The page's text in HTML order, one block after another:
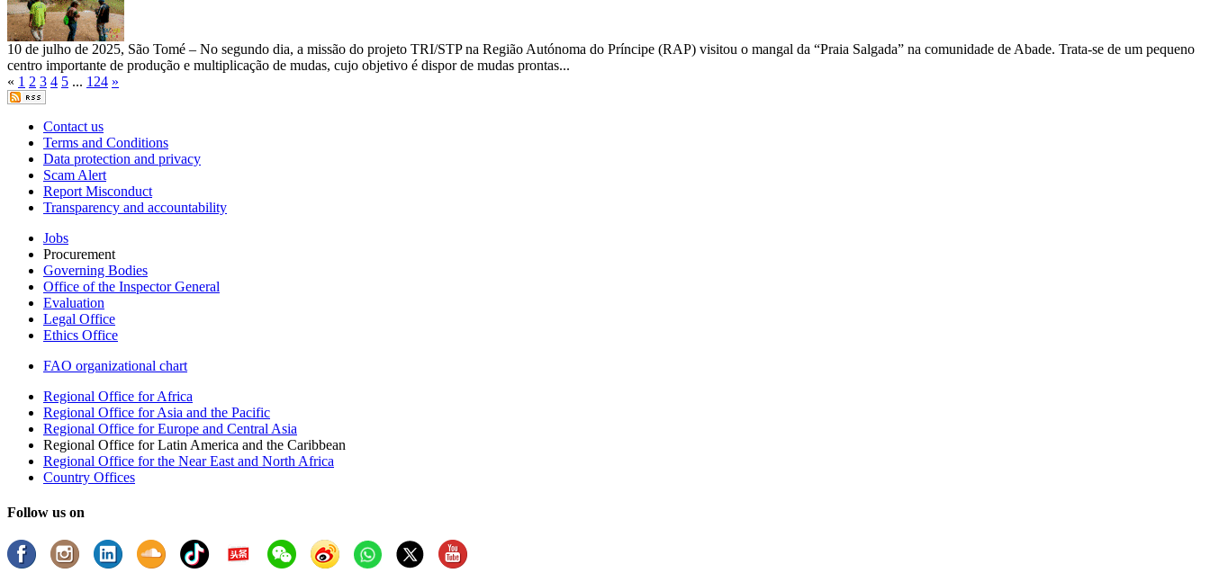
10 de julho de 2025, São Tomé – No segundo dia, a missão do projeto TRI/STP na Região Autónoma do Príncipe (RAP) visitou o mangal da “Praia Salgada” na comunidade de Abade. Trata-se de um pequeno
centro importante de produção e multiplicação de mudas, cujo objetivo é dispor de mudas prontas...
« 1 2 3 4 5 ... 124 »
Contact us
Terms and Conditions
Data protection and privacy
Scam Alert
Report Misconduct
Transparency and accountability
Jobs
Procurement
Governing Bodies
Office of the Inspector General
Evaluation
Legal Office
Ethics Office
FAO organizational chart
Regional Office for Africa
Regional Office for Asia and the Pacific
Regional Office for Europe and Central Asia
Regional Office for Latin America and the Caribbean
Regional Office for the Near East and North Africa
Country Offices
Follow us on